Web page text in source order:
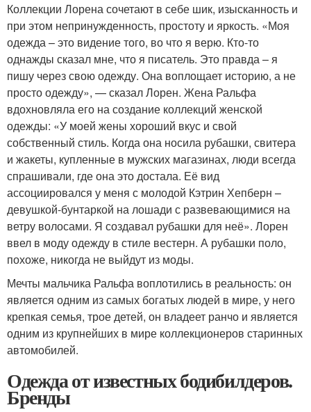
Коллекции Лорена сочетают в себе шик, изысканность и
при этом непринужденность, простоту и яркость. «Моя
одежда – это видение того, во что я верю. Кто-то
однажды сказал мне, что я писатель. Это правда – я
пишу через свою одежду. Она воплощает историю, а не
просто одежду», — сказал Лорен. Жена Ральфа
вдохновляла его на создание коллекций женской
одежды: «У моей жены хороший вкус и свой
собственный стиль. Когда она носила рубашки, свитера
и жакеты, купленные в мужских магазинах, люди всегда
спрашивали, где она это достала. Её вид
ассоциировался у меня с молодой Кэтрин Хепберн –
девушкой-бунтаркой на лошади с развевающимися на
ветру волосами. Я создавал рубашки для неё». Лорен
ввел в моду одежду в стиле вестерн. А рубашки поло,
похоже, никогда не выйдут из моды.
Мечты мальчика Ральфа воплотились в реальность: он
является одним из самых богатых людей в мире, у него
крепкая семья, трое детей, он владеет ранчо и является
одним из крупнейших в мире коллекционеров старинных
автомобилей.
Одежда от известных бодибилдеров.
Бренды